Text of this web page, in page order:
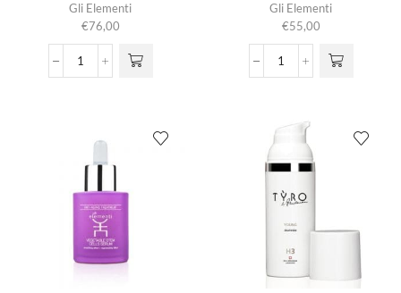
Gli Elementi
€76,00
Sublime
Gli Elementi
€55,00
Vegetable
Contour
Treatment
aantal